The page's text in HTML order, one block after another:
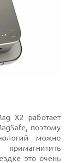
X2 работает
, поэтому
можно
это очень